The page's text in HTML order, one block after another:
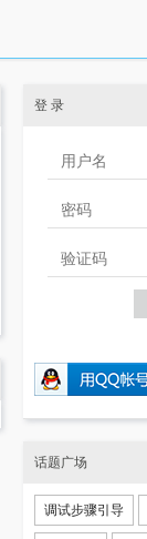
登 录
话题广场
调试步骤引导